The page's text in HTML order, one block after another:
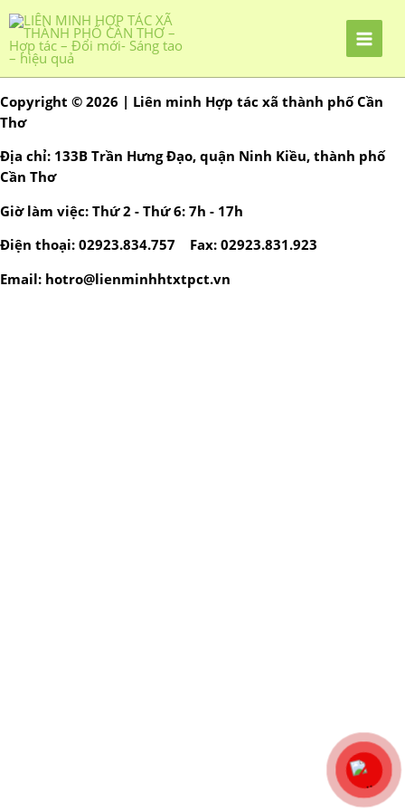
Nhảy
tới
nội
Copyright © 2026 | Liên minh Hợp tác xã thành phố Cần
Thơ
Địa chỉ: 133B Trần Hưng Đạo, quận Ninh Kiều, thành phố
Cần Thơ
Giờ làm việc: Thứ 2 - Thứ 6: 7h - 17h
Điện thoại: 02923.834.757 Fax: 02923.831.923
Email: hotro@lienminhhtxtpct.vn